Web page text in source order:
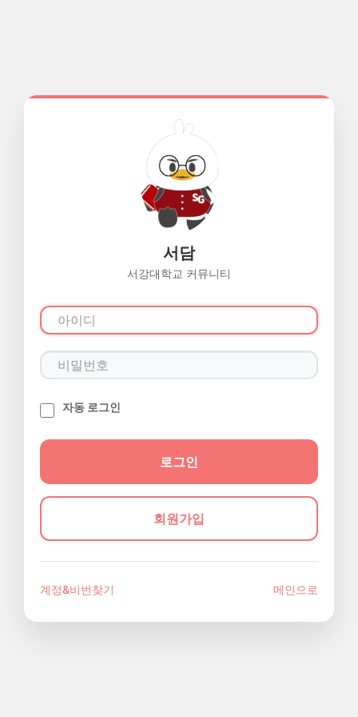
서담
서강대학교 커뮤니티
자동 로그인
회원가입
계정&비번찾기 메인으로